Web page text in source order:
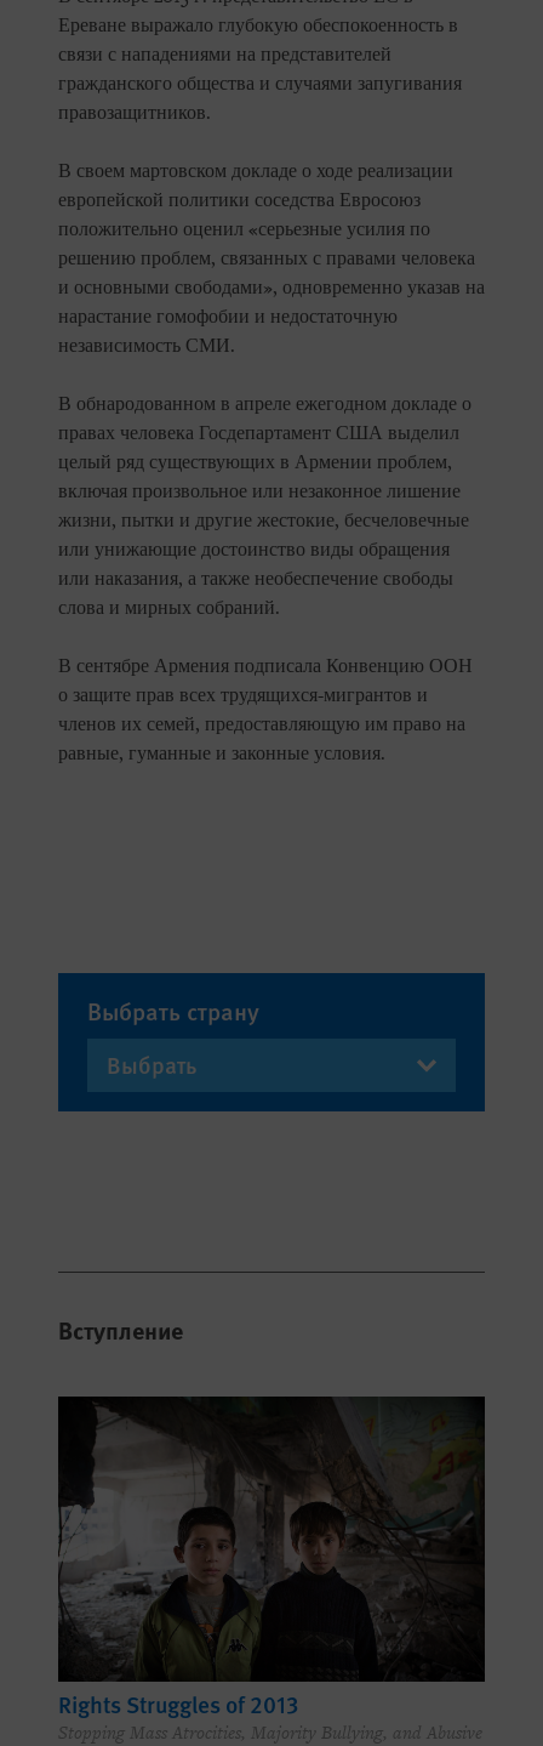
Вступление
Rights Struggles of 2013
Stopping Mass Atrocities, Majority Bullying, and Abusive
Ереване выражало глубокую обеспокоенность в
связи с нападениями на представителей
гражданского общества и случаями запугивания
правозащитников.
В своем мартовском докладе о ходе реализации
европейской политики соседства Евросоюз
положительно оценил «серьезные усилия по
решению проблем, связанных с правами человека
и основными свободами», одновременно указав на
нарастание гомофобии и недостаточную
независимость СМИ.
В обнародованном в апреле ежегодном докладе о
правах человека Госдепартамент США выделил
целый ряд существующих в Армении проблем,
включая произвольное или незаконное лишение
жизни, пытки и другие жестокие, бесчеловечные
или унижающие достоинство виды обращения
или наказания, а также необеспечение свободы
слова и мирных собраний.
В сентябре Армения подписала Конвенцию ООН
о защите прав всех трудящихся-мигрантов и
членов их семей, предоставляющую им право на
равные, гуманные и законные условия.
Выбрать страну